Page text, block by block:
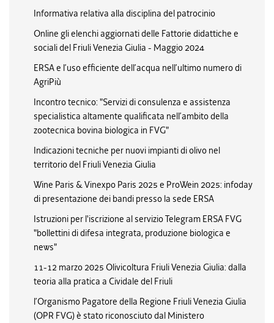
Informativa relativa alla disciplina del patrocinio
Online gli elenchi aggiornati delle Fattorie didattiche e
sociali del Friuli Venezia Giulia - Maggio 2024
ERSA e l’uso efficiente dell’acqua nell’ultimo numero di
AgriPiù
Incontro tecnico: "Servizi di consulenza e assistenza
specialistica altamente qualificata nell’ambito della
zootecnica bovina biologica in FVG"
Indicazioni tecniche per nuovi impianti di olivo nel
territorio del Friuli Venezia Giulia
Wine Paris & Vinexpo Paris 2025 e ProWein 2025: infoday
di presentazione dei bandi presso la sede ERSA
Istruzioni per l'iscrizione al servizio Telegram ERSA FVG
"bollettini di difesa integrata, produzione biologica e
news"
11-12 marzo 2025 Olivicoltura Friuli Venezia Giulia: dalla
teoria alla pratica a Cividale del Friuli
l’Organismo Pagatore della Regione Friuli Venezia Giulia
(OPR FVG) è stato riconosciuto dal Ministero